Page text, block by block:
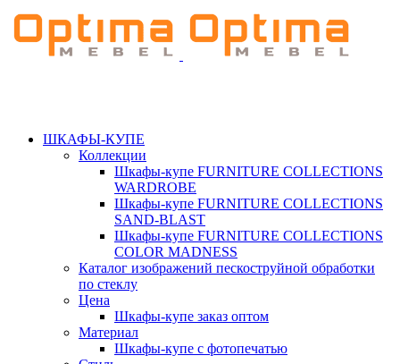
ШКАФЫ-КУПЕ
Коллекции
Шкафы-купе FURNITURE COLLECTIONS
WARDROBE
Шкафы-купе FURNITURE COLLECTIONS
SAND-BLAST
Шкафы-купе FURNITURE COLLECTIONS
COLOR MADNESS
Каталог изображений пескоструйной обработки
по стеклу
Цена
Шкафы-купе заказ оптом
Материал
Шкафы-купе с фотопечатью